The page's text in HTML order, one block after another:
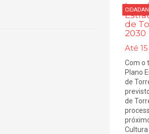
de
2030
Até
Com o
Plano
de
de